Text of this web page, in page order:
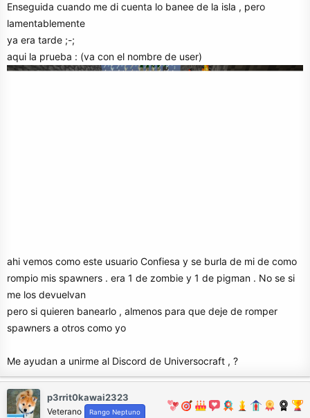
Enseguida cuando me di cuenta lo banee de la isla , pero
lamentablemente
ya era tarde ;-;
aqui la prueba : (va con el nombre de user)
ahi vemos como este usuario Confiesa y se burla de mi de como
rompio mis spawners . era 1 de zombie y 1 de pigman . No se si
me los devuelvan
pero si quieren banearlo , almenos para que deje de romper
spawners a otros como yo
Me ayudan a unirme al Discord de Universocraft , ?
p3rrit0kawai2323
Veterano Rango Neptuno